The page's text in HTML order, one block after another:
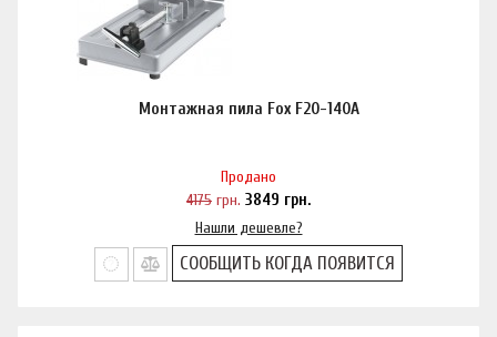
Монтажная пила Fox F20-140A
Продано
4175 грн. 3849 грн.
Нашли дешевле?
СООБЩИТЬ КОГДА ПОЯВИТСЯ